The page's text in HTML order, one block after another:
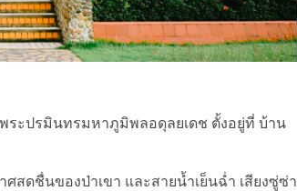
ะปรมินทรมหาภูมิพลอดุลยเดช ตั้งอยู่ที่ บ้าน
ดชื่นของป่าเขา และสายน้ำเย็นฉ่ำ เสียงซู่ซ่า